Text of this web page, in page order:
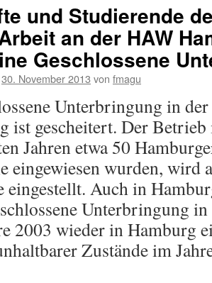
und Studierende
an der HAW
Geschlossene
30. November 2013 von fmagu
Unterbringung in
ist gescheitert. Der
Jahren etwa 50
eingewiesen wurden, wird
eingestellt. Auch in
Unterbringung in
2003 wieder in Hamburg
Zustände im